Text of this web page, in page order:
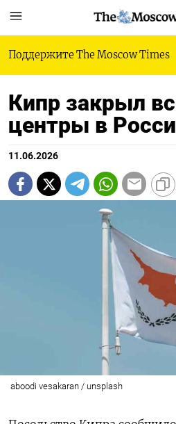
Поддержите The Moscow Times
Кипр закрыл
центры в
11.06.2026
aboodi vesakaran / unsplash